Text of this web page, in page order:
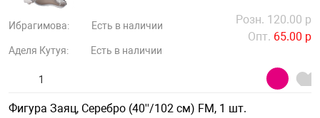
Ибрагимова: Есть в наличии
Аделя Кутуя: Есть в наличии
Розн. 120.00 р
Опт. 65.00 р
Фигура Заяц, Серебро (40''/102 см) FM, 1 шт.